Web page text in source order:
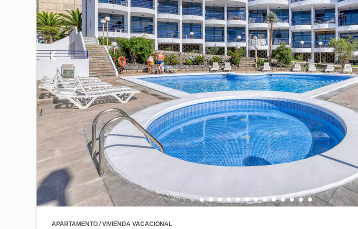
APARTAMENTO / VIVIENDA VACACIONAL